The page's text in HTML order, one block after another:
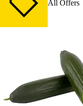
All Offers